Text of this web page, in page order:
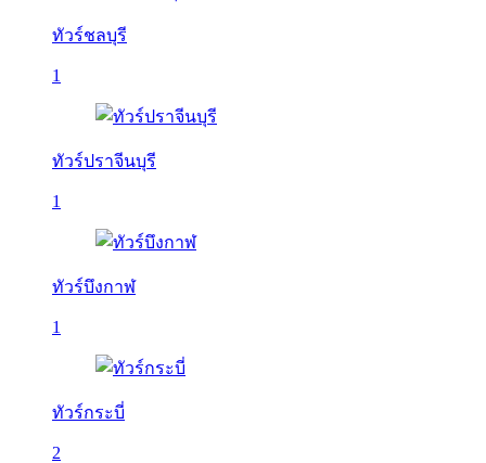
ทัวร์ชลบุรี
1
ทัวร์ปราจีนบุรี
1
ทัวร์บึงกาฬ
1
ทัวร์กระบี่
2